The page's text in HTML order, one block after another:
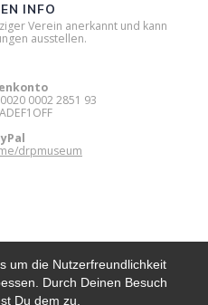
um die Nutzerfreundlichkeit
Durch Deinen Besuch
Du dem zu.
PARK E.V.
INFO
Verein anerkannt und kann
ausstellen.
0002 2851 93
drpmuseum